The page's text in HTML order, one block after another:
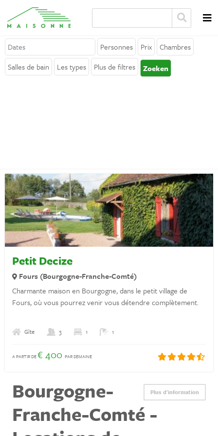
Personnes Prix
Chambres
Salles de bain
Les types Plus de filtres Zoeken
Petit Decize
Fours (Bourgogne-Franche-Comté)
Charmante maison en Bourgogne, dans le petit village de
Fours, où vous pourrez venir vous détendre complètement.
Gîte 3 1 1
A PARTIR DE€ 400 PAR SEMAINE
Bourgogne-
Franche-Comté -
Plus d'information
A propos de Maisonne
Général
Termes et conditions
Déclaration de confidentialité
Découvrez la France
Louer une location de vacances en France
Propriétaires
Des questions? Envoyer un message sur WhatsApp !
+31 6 42 10 99 23